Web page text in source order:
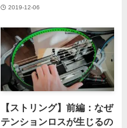
2019-12-06
【ストリング】前編：なぜ
テンションロスが生じるの